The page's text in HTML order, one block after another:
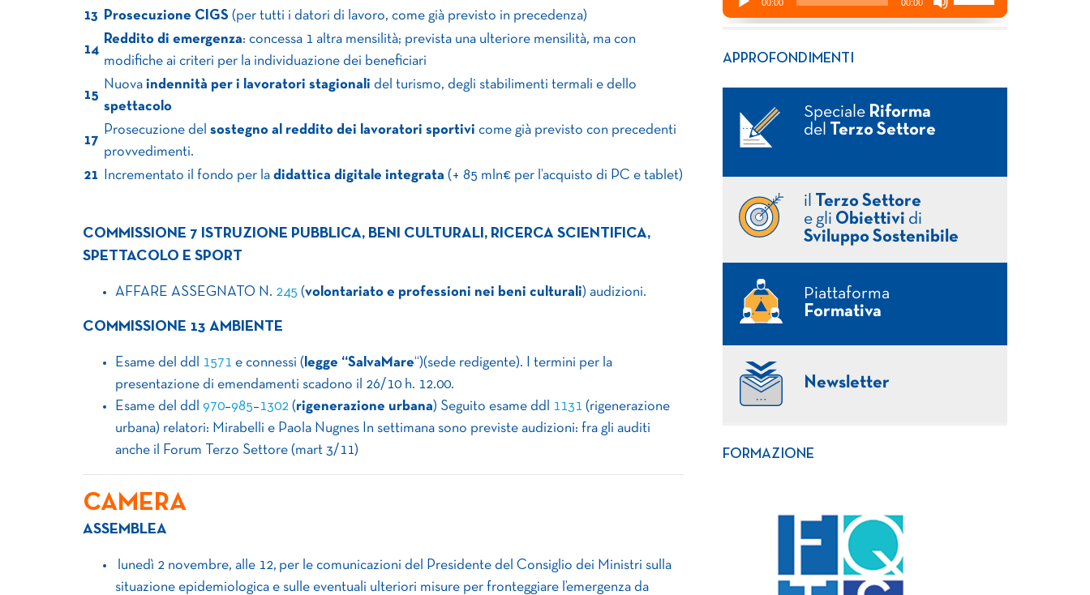
13
Prosecuzione CIGS (per tutti i datori di lavoro, come già previsto in precedenza)
14
Reddito di emergenza: concessa 1 altra mensilità; prevista una ulteriore mensilità, ma con
modifiche ai criteri per la individuazione dei beneficiari
15
Nuova indennità per i lavoratori stagionali del turismo, degli stabilimenti termali e dello
spettacolo
17
Prosecuzione del sostegno al reddito dei lavoratori sportivi come già previsto con precedenti
provvedimenti.
21
Incrementato il fondo per la didattica digitale integrata (+ 85 mln€ per l’acquisto di PC e tablet)
COMMISSIONE 7 ISTRUZIONE PUBBLICA, BENI CULTURALI, RICERCA SCIENTIFICA,
SPETTACOLO E SPORT
AFFARE ASSEGNATO N. 245 (volontariato e professioni nei beni culturali) audizioni.
COMMISSIONE 13 AMBIENTE
Esame del ddl 1571 e connessi ( legge “SalvaMare“)(sede redigente). I termini per la
presentazione di emendamenti scadono il 26/10 h. 12.00.
Esame del ddl 970–985–1302 (rigenerazione urbana) Seguito esame ddl 1131 (rigenerazione
urbana) relatori: Mirabelli e Paola Nugnes In settimana sono previste audizioni: fra gli auditi
anche il Forum Terzo Settore (mart 3/11)
CAMERA
ASSEMBLEA
lunedì 2 novembre, alle 12, per le comunicazioni del Presidente del Consiglio dei Ministri sulla
situazione epidemiologica e sulle eventuali ulteriori misure per fronteggiare l’emergenza da
APPROFONDIMENTI
Speciale Riforma
del
Terzo Settore
il
Terzo Settore
e gli Obiettivi di
Sviluppo Sostenibile
Piattaforma
Formativa
Newsletter
FORMAZIONE